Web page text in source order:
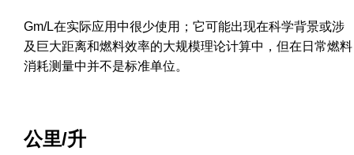
Gm/L在实际应用中很少使用；它可能出现在科学背景或涉
及巨大距离和燃料效率的大规模理论计算中，但在日常燃料
消耗测量中并不是标准单位。
公里/升